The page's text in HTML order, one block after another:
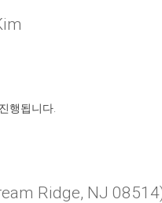
행됩니다
Ridge, NJ